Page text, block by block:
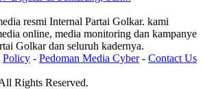
resmi Internal Partai Golkar. kami
online, media monitoring dan kampanye
Golkar dan seluruh kadernya.
Policy - Pedoman Media Cyber- Contact Us
Rights Reserved.